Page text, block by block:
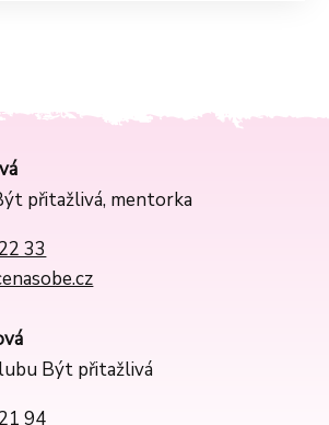
přitažlivá, mentorka
33
Být přitažlivá
94